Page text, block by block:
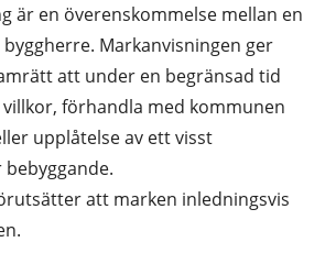
är en överenskommelse mellan en
Markanvisningen ger
att under en begränsad tid
förhandla med kommunen
upplåtelse av ett visst
att marken inledningsvis